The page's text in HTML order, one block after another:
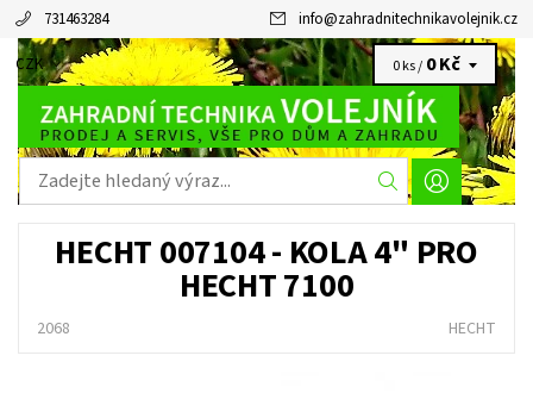
731463284 info@zahradnitechnikavolejnik.cz
CZK 0 ks / 0 Kč
HECHT 007104 - KOLA 4" PRO
HECHT 7100
2068 HECHT